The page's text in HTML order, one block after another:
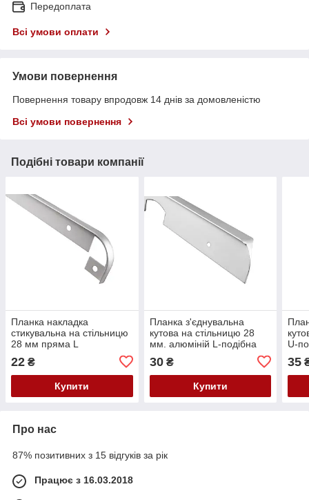
Передоплата
Всі умови оплати
Умови повернення
Повернення товару впродовж 14 днів за домовленістю
Всі умови повернення
Подібні товари компанії
Планка накладка
стикувальна на стільницю
28 мм пряма L
22 ₴
Купити
Планка з'єднувальна
кутова на стільницю 28
мм. алюміній L-подібна
30₴
Купити
U-
35
Про нас
87% позитивних з 15 відгуків за рік
Працює з 16.03.2018